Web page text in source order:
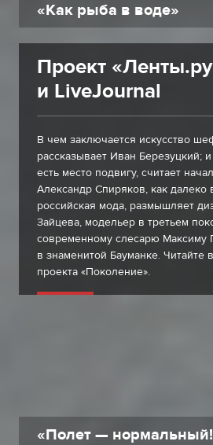
«Как рыба в воде»
Проект
и LiveJournal
В чем заключается искусство
рассказывает Иван Березуцкий;
есть место подвигу, считает
Александр Спиряков, как далеко
российская мода, размышляет
Зайцева, модельер в третьем
современному слесарю Максиму
в знаменитой Бауманке. Читайте
проекта «Поколение».
Голосуйтеза участников
«Полет —